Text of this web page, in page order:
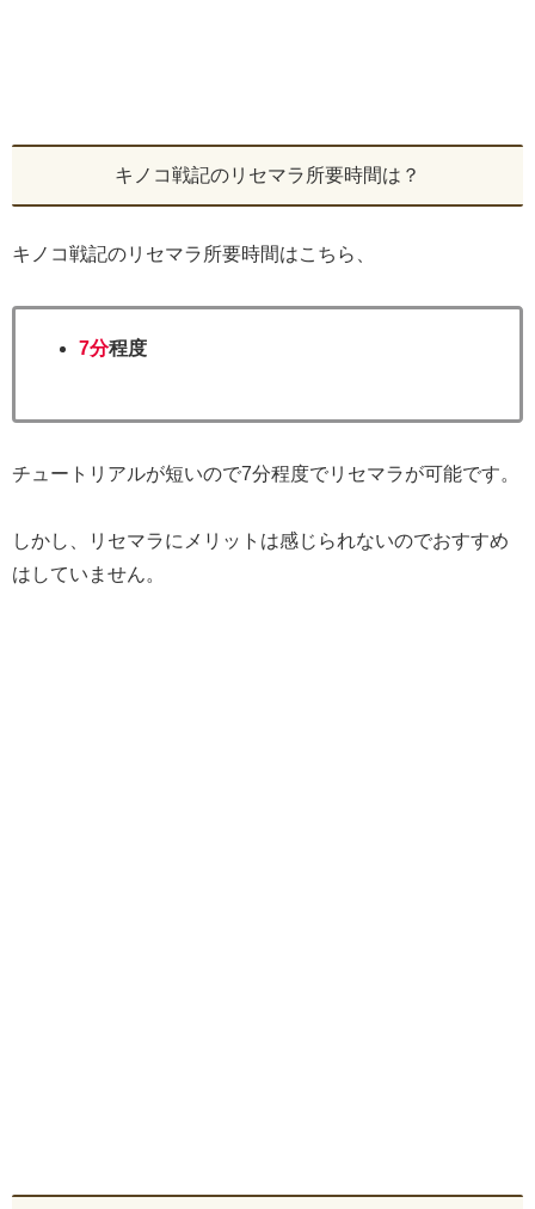
キノコ戦記のリセマラ所要時間は？
キノコ戦記のリセマラ所要時間はこちら、
7分程度
チュートリアルが短いので7分程度でリセマラが可能です。
しかし、リセマラにメリットは感じられないのでおすすめ
はしていません。